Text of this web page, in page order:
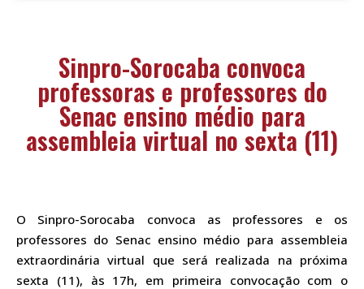
Sinpro-Sorocaba convoca
professoras e professores do
Senac ensino médio para
assembleia virtual no sexta (11)
O Sinpro-Sorocaba convoca as professores e os
professores do Senac ensino médio para assembleia
extraordinária virtual que será realizada na próxima
sexta (11), às 17h, em primeira convocação com o